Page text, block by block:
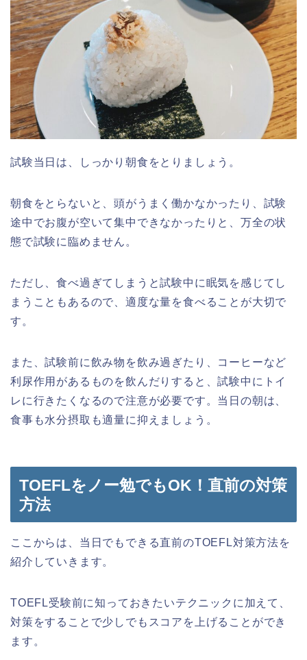
試験当日は、しっかり朝食をとりましょう。
朝食をとらないと、頭がうまく働かなかったり、試験
途中でお腹が空いて集中できなかったりと、万全の状
態で試験に臨めません。
ただし、食べ過ぎてしまうと試験中に眠気を感じてし
まうこともあるので、適度な量を食べることが大切で
す。
また、試験前に飲み物を飲み過ぎたり、コーヒーなど
利尿作用があるものを飲んだりすると、試験中にトイ
レに行きたくなるので注意が必要です。当日の朝は、
食事も水分摂取も適量に抑えましょう。
TOEFLをノー勉でもOK！直前の対策
方法
ここからは、当日でもできる直前のTOEFL対策方法を
紹介していきます。
TOEFL受験前に知っておきたいテクニックに加えて、
対策をすることで少しでもスコアを上げることができ
ます。